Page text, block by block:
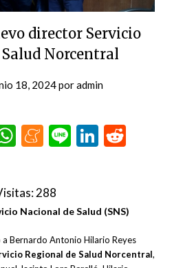
director Servicio
Norcentral
18, 2024poradmin
WhatsApp
Meneame
Line
288
Nacional de Salud (SNS)
Bernardo Antonio Hilario Reyes
Regional de Salud Norcentral,